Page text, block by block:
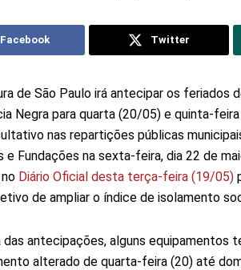
Facebook Twitter
de São Paulo irá antecipar os feriados
Negra para quarta (20/05) e quinta-
nas repartições públicas
e Fundações na sexta-feira, dia 22 de
Diário Oficial desta terça-feira (19/05)
de ampliar o índice de isolamento
antecipações, alguns equipamentos
alterado de quarta-feira (20) até